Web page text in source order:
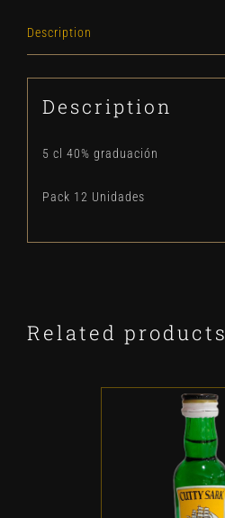
Description
Description
5 cl 40% graduación
Pack 12 Unidades
Related products
ADD TO CART /